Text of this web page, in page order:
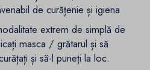
de curățenie și igiena
extrem de simplă de
masca / grătarul și să
și să-l puneți la loc.